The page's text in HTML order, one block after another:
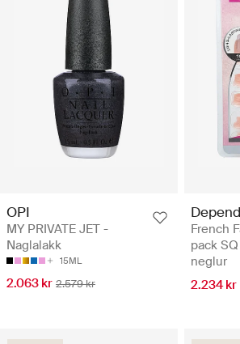
OPI
MY PRIVATE JET -
Naglalakk
15ML
2.063 kr 2.579 kr
French
pack
neglur
2.234 kr